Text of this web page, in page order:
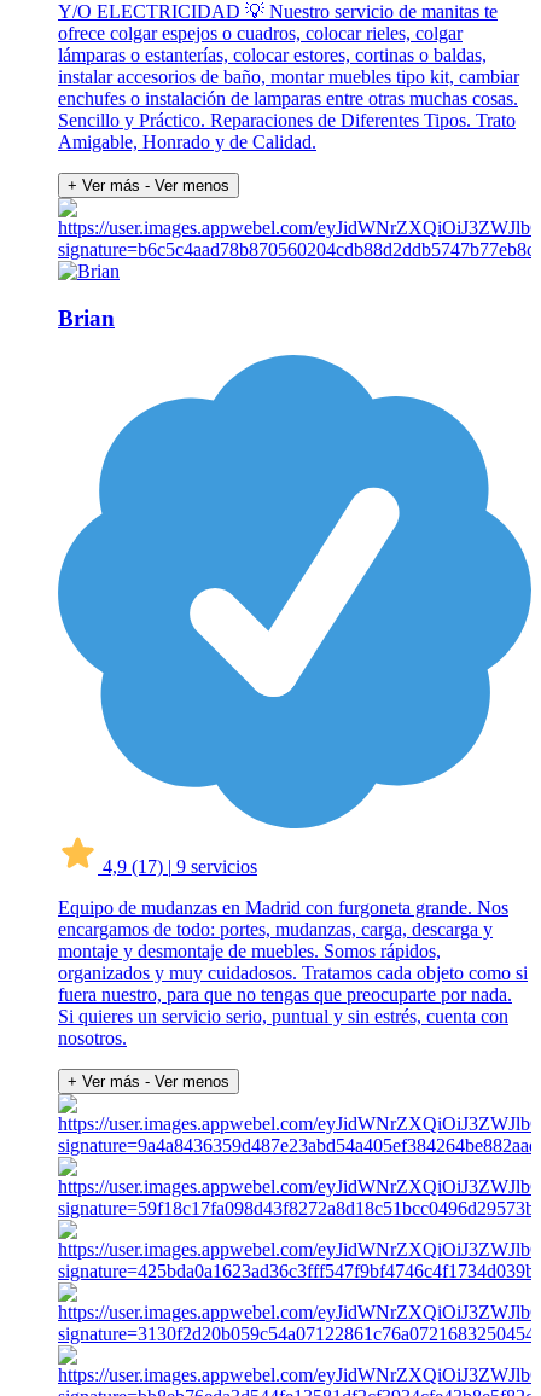
Y/O ELECTRICIDAD 💡 Nuestro servicio de manitas te
ofrece colgar espejos o cuadros, colocar rieles, colgar
lámparas o estanterías, colocar estores, cortinas o baldas,
instalar accesorios de baño, montar muebles tipo kit, cambiar
enchufes o instalación de lamparas entre otras muchas cosas.
Sencillo y Práctico. Reparaciones de Diferentes Tipos. Trato
Amigable, Honrado y de Calidad.
+ Ver más - Ver menos
Brian
4,9 (17) | 9 servicios
Equipo de mudanzas en Madrid con furgoneta grande. Nos
encargamos de todo: portes, mudanzas, carga, descarga y
montaje y desmontaje de muebles. Somos rápidos,
organizados y muy cuidadosos. Tratamos cada objeto como si
fuera nuestro, para que no tengas que preocuparte por nada.
Si quieres un servicio serio, puntual y sin estrés, cuenta con
nosotros.
+ Ver más - Ver menos